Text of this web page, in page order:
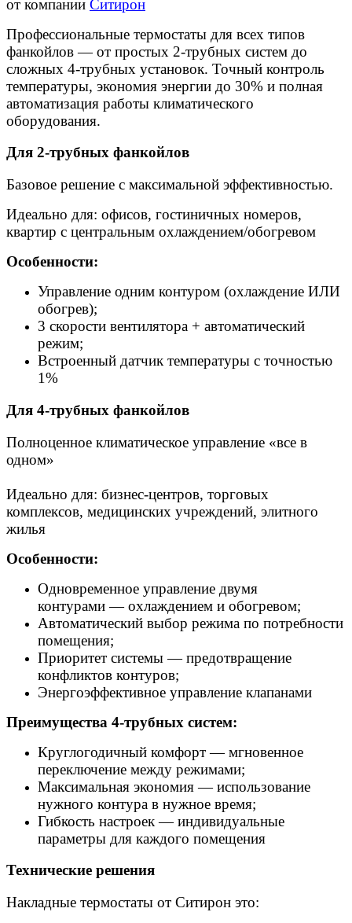
от компании Ситирон
Профессиональные термостаты для всех типов
фанкойлов — от простых 2-трубных систем до
сложных 4-трубных установок. Точный контроль
температуры, экономия энергии до 30% и полная
автоматизация работы климатического
оборудования.
Для 2-трубных фанкойлов
Базовое решение с максимальной эффективностью.
Идеально для: офисов, гостиничных номеров,
квартир с центральным охлаждением/обогревом
Особенности:
Управление одним контуром (охлаждение ИЛИ
обогрев);
3 скорости вентилятора + автоматический
режим;
Встроенный датчик температуры с точностью
1%
Для 4-трубных фанкойлов
Полноценное климатическое управление «все в
одном»
Идеально для: бизнес-центров, торговых
комплексов, медицинских учреждений, элитного
жилья
Особенности:
Одновременное управление двумя
контурами — охлаждением и обогревом;
Автоматический выбор режима по потребности
помещения;
Приоритет системы — предотвращение
конфликтов контуров;
Энергоэффективное управление клапанами
Преимущества 4-трубных систем:
Круглогодичный комфорт — мгновенное
переключение между режимами;
Максимальная экономия — использование
нужного контура в нужное время;
Гибкость настроек — индивидуальные
параметры для каждого помещения
Технические решения
Накладные термостаты от Ситирон это: